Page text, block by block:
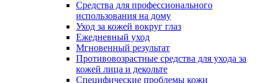
Средства для профессионального
использования на дому
Уход за кожей вокруг глаз
Ежедневный уход
Мгновенный результат
Противовозрастные средства для ухода за
кожей лица и декольте
Специфические проблемы кожи